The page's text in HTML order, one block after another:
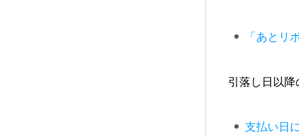
「あとリ
引落し日以降
支払い日